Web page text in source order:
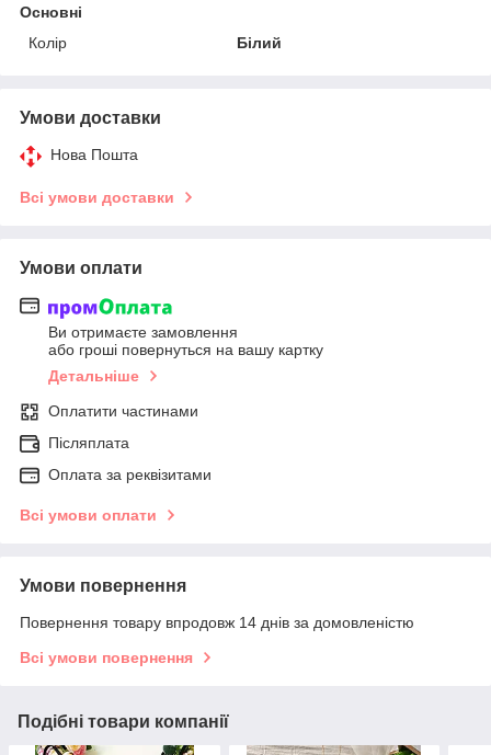
Основні
Колір
Білий
Умови доставки
Нова Пошта
Всі умови доставки
Умови оплати
Ви отримаєте замовлення
або гроші повернуться на вашу картку
Детальніше
Оплатити частинами
Післяплата
Оплата за реквізитами
Всі умови оплати
Умови повернення
Повернення товару впродовж 14 днів за домовленістю
Всі умови повернення
Подібні товари компанії